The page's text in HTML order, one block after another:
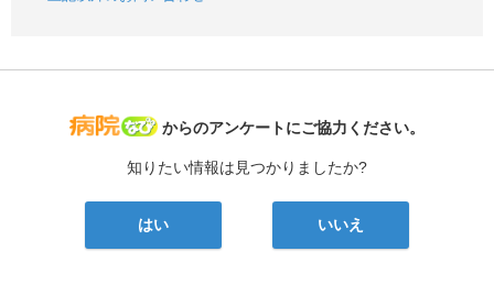
病院なび
からのアンケートにご協力ください。
知りたい情報は見つかりましたか?
はい いいえ